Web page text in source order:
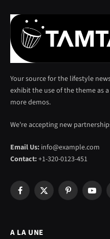
Your source for the lifestyle
exhibit the use of the theme as
more demos.
We're accepting new
Email Us: info@example.com
Contact:+1-320-0123-451
Facebook
X
Pinterest
A LA UNE